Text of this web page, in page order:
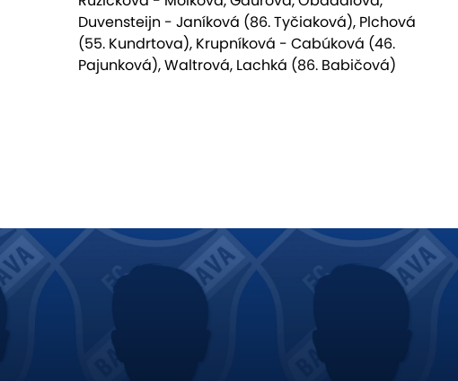
Duvensteijn - Janíková (86. Tyčiaková), Plchová
(55. Kundrtova), Krupníková - Cabúková (46.
Pajunková), Waltrová, Lachká (86. Babičová)